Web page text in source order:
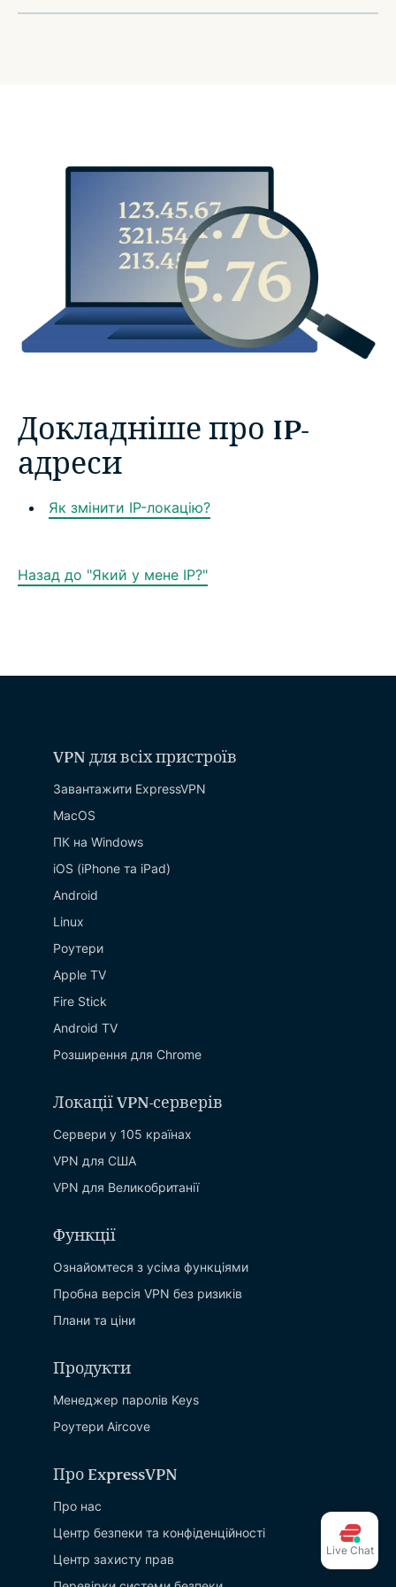
Докладніше про IP-
адреси
Як змінити IP-локацію?
Назад до "Який у мене IP?"
VPN для всіх пристроїв
Завантажити ExpressVPN
MacOS
ПК на Windows
iOS (iPhone та iPad)
Android
Linux
Роутери
Apple TV
Fire Stick
Android TV
Розширення для Chrome
Локації VPN-серверів
Сервери у 105 країнах
VPN для США
VPN для Великобританії
Функції
Ознайомтеся з усіма функціями
Пробна версія VPN без ризиків
Плани та ціни
Продукти
Менеджер паролів Keys
Роутери Aircove
Про ExpressVPN
Про нас
Центр безпеки та конфіденційності
Центр захисту прав
Live Chat